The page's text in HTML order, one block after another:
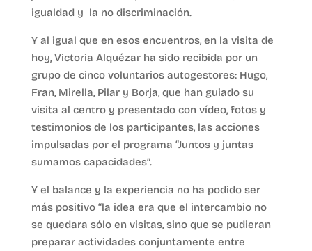
igualdad y la no discriminación.
Y al igual que en esos encuentros, en la visita de
hoy, Victoria Alquézar ha sido recibida por un
grupo de cinco voluntarios autogestores: Hugo,
Fran, Mirella, Pilar y Borja, que han guiado su
visita al centro y presentado con vídeo, fotos y
testimonios de los participantes, las acciones
impulsadas por el programa “Juntos y juntas
sumamos capacidades”.
Y el balance y la experiencia no ha podido ser
más positivo “la idea era que el intercambio no
se quedara sólo en visitas, sino que se pudieran
preparar actividades conjuntamente entre